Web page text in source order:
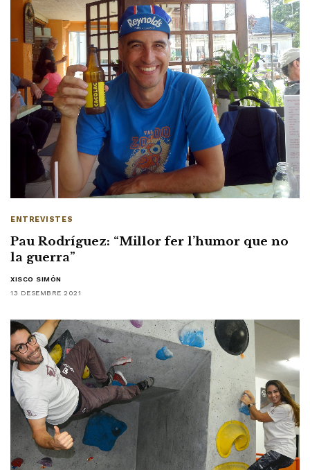
ENTREVISTES
Pau Rodríguez: “Millor fer l’humor que no
la guerra”
XISCO SIMÓN
13 DESEMBRE 2021